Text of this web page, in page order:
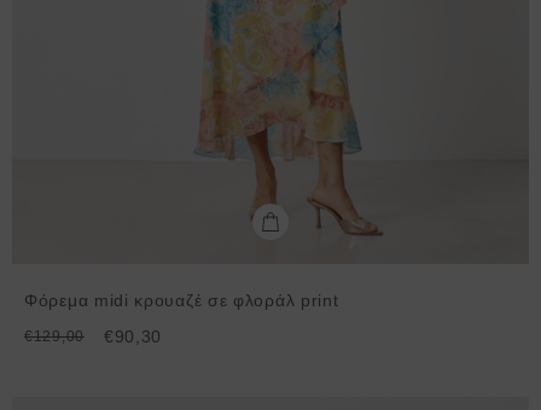
Φόρεμα midi κρουαζέ σε φλοράλ print
€129,00 €90,30